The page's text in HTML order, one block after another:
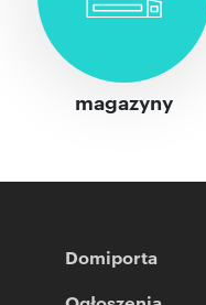
magazyny
Domiporta